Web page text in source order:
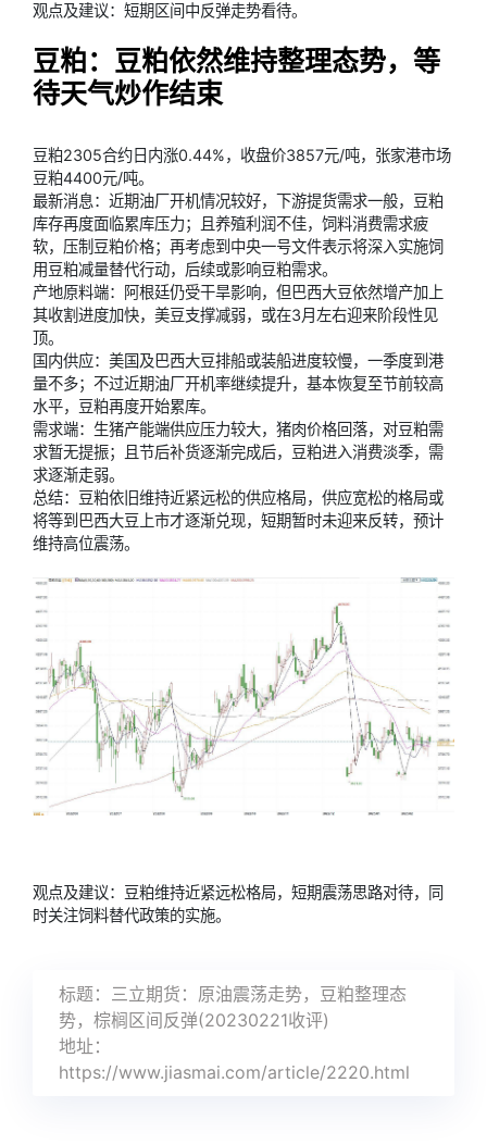
观点及建议：短期区间中反弹走势看待。
豆粕：豆粕依然维持整理态势，等
待天气炒作结束
豆粕2305合约日内涨0.44%，收盘价3857元/吨，张家港市场
豆粕4400元/吨。
最新消息：近期油厂开机情况较好，下游提货需求一般，豆粕
库存再度面临累库压力；且养殖利润不佳，饲料消费需求疲
软，压制豆粕价格；再考虑到中央一号文件表示将深入实施饲
用豆粕减量替代行动，后续或影响豆粕需求。
产地原料端：阿根廷仍受干旱影响，但巴西大豆依然增产加上
其收割进度加快，美豆支撑减弱，或在3月左右迎来阶段性见
顶。
国内供应：美国及巴西大豆排船或装船进度较慢，一季度到港
量不多；不过近期油厂开机率继续提升，基本恢复至节前较高
水平，豆粕再度开始累库。
需求端：生猪产能端供应压力较大，猪肉价格回落，对豆粕需
求暂无提振；且节后补货逐渐完成后，豆粕进入消费淡季，需
求逐渐走弱。
总结：豆粕依旧维持近紧远松的供应格局，供应宽松的格局或
将等到巴西大豆上市才逐渐兑现，短期暂时未迎来反转，预计
维持高位震荡。
观点及建议：豆粕维持近紧远松格局，短期震荡思路对待，同
时关注饲料替代政策的实施。
标题：三立期货：原油震荡走势，豆粕整理态
势，棕榈区间反弹(20230221收评)
地址：
https://www.jiasmai.com/article/2220.html